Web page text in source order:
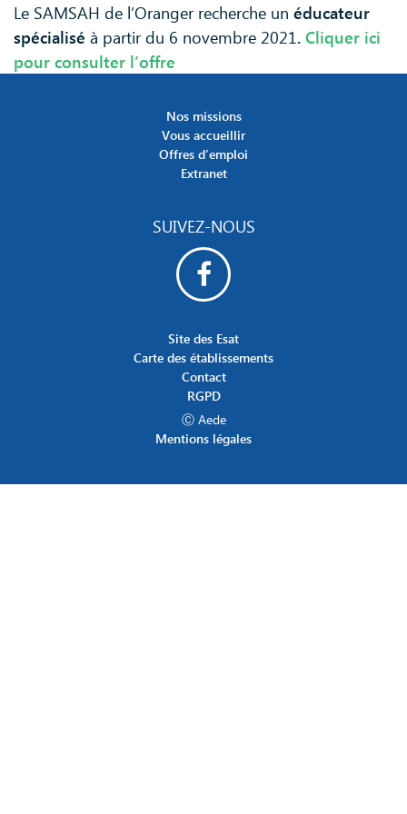
Le SAMSAH de l’Oranger recherche un éducateur
spécialisé à partir du 6 novembre 2021. Cliquer ici
pour consulter l’offre
Nos missions
Vous accueillir
Offres d’emploi
Extranet
SUIVEZ-NOUS
Site des Esat
Carte des établissements
Contact
RGPD
Ⓒ Aede
Mentions légales